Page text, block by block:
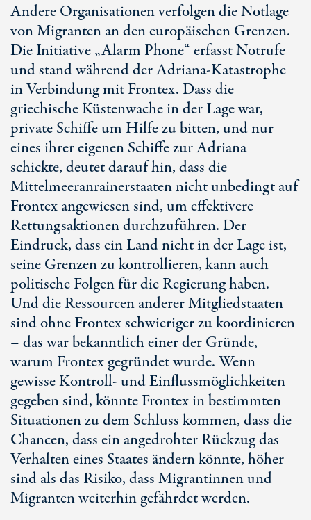
Andere Organisationen verfolgen die Notlage
von Migranten an den europäischen Grenzen.
Die Initiative „Alarm Phone“ erfasst Notrufe
und stand während der Adriana-Katastrophe
in Verbindung mit Frontex. Dass die
griechische Küstenwache in der Lage war,
private Schiffe um Hilfe zu bitten, und nur
eines ihrer eigenen Schiffe zur Adriana
schickte, deutet darauf hin, dass die
Mittelmeeranrainerstaaten nicht unbedingt auf
Frontex angewiesen sind, um effektivere
Rettungsaktionen durchzuführen. Der
Eindruck, dass ein Land nicht in der Lage ist,
seine Grenzen zu kontrollieren, kann auch
politische Folgen für die Regierung haben.
Und die Ressourcen anderer Mitgliedstaaten
sind ohne Frontex schwieriger zu koordinieren
– das war bekanntlich einer der Gründe,
warum Frontex gegründet wurde. Wenn
gewisse Kontroll- und Einflussmöglichkeiten
gegeben sind, könnte Frontex in bestimmten
Situationen zu dem Schluss kommen, dass die
Chancen, dass ein angedrohter Rückzug das
Verhalten eines Staates ändern könnte, höher
sind als das Risiko, dass Migrantinnen und
Migranten weiterhin gefährdet werden.